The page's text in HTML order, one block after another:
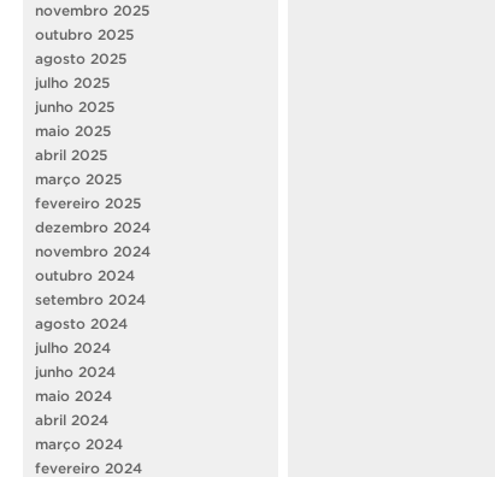
novembro 2025
outubro 2025
agosto 2025
julho 2025
junho 2025
maio 2025
abril 2025
março 2025
fevereiro 2025
dezembro 2024
novembro 2024
outubro 2024
setembro 2024
agosto 2024
julho 2024
junho 2024
maio 2024
abril 2024
março 2024
fevereiro 2024